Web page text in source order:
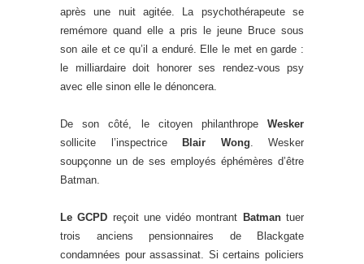
après une nuit agitée. La psychothérapeute se
remémore quand elle a pris le jeune Bruce sous
son aile et ce qu’il a enduré. Elle le met en garde :
le milliardaire doit honorer ses rendez-vous psy
avec elle sinon elle le dénoncera.
De son côté, le citoyen philanthrope Wesker
sollicite l’inspectrice
Blair Wong . Wesker
soupçonne un de ses employés éphémères d’être
Batman.
Le GCPD reçoit une vidéo montrant Batmantuer
trois anciens pensionnaires de Blackgate
condamnées pour assassinat. Si certains policiers